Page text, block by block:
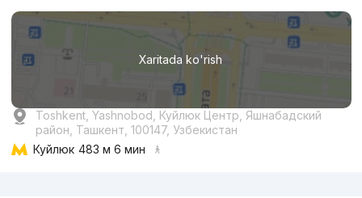
Xaritada ko'rish
Toshkent, Yashnobod, Куйлюк Центр, Яшнабадский
район, Ташкент, 100147, Узбекистан
Куйлюк 483 м 6 мин